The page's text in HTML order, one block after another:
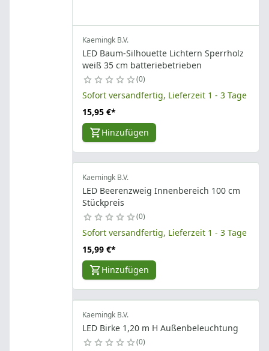
Kaemingk B.V.
LED Baum-Silhouette Lichtern Sperrholz
weiß 35 cm batteriebetrieben
0
Sofort versandfertig, Lieferzeit 1 - 3 Tage
15,95 €*
Hinzufügen
Kaemingk B.V.
LED Beerenzweig Innenbereich 100 cm
Stückpreis
0
Sofort versandfertig, Lieferzeit 1 - 3 Tage
15,99 €*
Hinzufügen
Kaemingk B.V.
LED Birke 1,20 m H Außenbeleuchtung
0